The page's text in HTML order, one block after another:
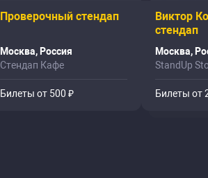
Проверочный стендап
Москва, Россия
Стендап Кафе
Билеты от 500 ₽
Виктор
стендап
Москва,
StandUp
Билеты от